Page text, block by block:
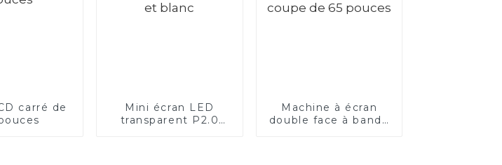
carré de
Mini écran LED
transparent P2.0
Machine à écran
double face à bande